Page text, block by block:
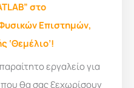
στο
Επιστημών,
‘Θεμέλιο’!
εργαλείο για
θα σας ξεχωρίσουν